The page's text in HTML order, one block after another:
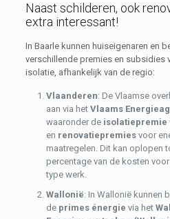
Naast schilderen, ook
extra interessant!
In Baarle kunnen huiseigenaren en
verschillende premies en subsidies
isolatie, afhankelijk van de regio:
Vlaanderen: De Vlaamse
aan via het Vlaams
waaronder de isolatiepremie
en renovatiepremiesvoor
maatregelen. Dit kan oplopen
percentage van de kosten
type werk.
Wallonië: In Wallonië kunnen
de primes énergie via het